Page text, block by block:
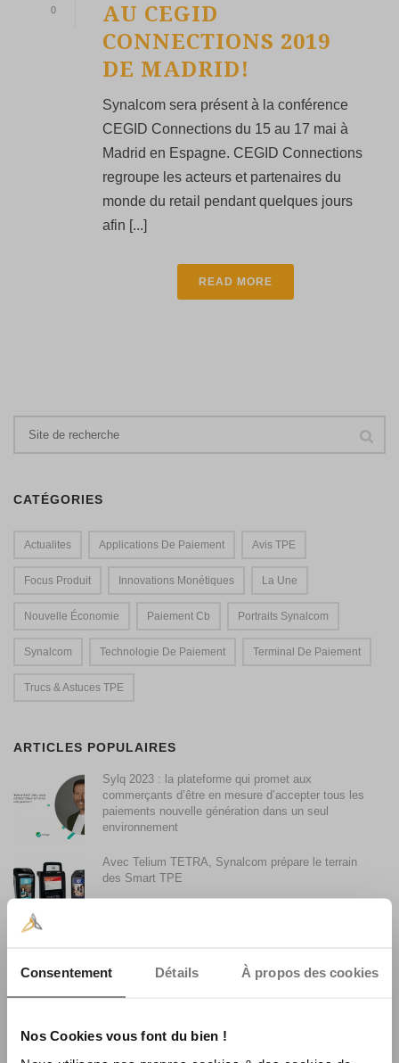
Consentement Détails À propos des cookies
Nos Cookies vous font du bien !
0
AU CEGID
CONNECTIONS 2019
DE MADRID!
Synalcom sera présent à la conférence
CEGID Connections du 15 au 17 mai à
Madrid en Espagne. CEGID Connections
regroupe les acteurs et partenaires du
monde du retail pendant quelques jours
afin [...]
READ MORE
CATÉGORIES
Actualites Applications De Paiement Avis TPE
Focus Produit Innovations Monétiques La Une
Nouvelle Économie Paiement Cb Portraits Synalcom
Synalcom Technologie De Paiement Terminal De Paiement
Trucs & Astuces TPE
ARTICLES POPULAIRES
Sylq 2023 : la plateforme qui promet aux
commerçants d’être en mesure d’accepter tous les
paiements nouvelle génération dans un seul
environnement
Avec Telium TETRA, Synalcom prépare le terrain
des Smart TPE
La Centrale Consulting